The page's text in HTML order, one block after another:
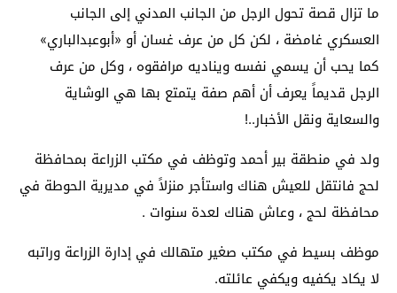
ما تزال قصة تحول الرجل من الجانب المدني إلى الجانب
العسكري غامضة ، لكن كل من عرف غسان أو «أبوعبدالباري»
كما يحب أن يسمي نفسه ويناديه مرافقوه ، وكل من عرف
الرجل قديماً يعرف أن أهم صفة يتمتع بها هي الوشاية
والسعاية ونقل الأخبار..!
ولد في منطقة بير أحمد وتوظف في مكتب الزراعة بمحافظة
لحج فانتقل للعيش هناك واستأجر منزلاً في مديرية الحوطة في
محافظة لحج ، وعاش هناك لعدة سنوات .
موظف بسيط في مكتب صغير متهالك في إدارة الزراعة وراتبه
لا يكاد يكفيه ويكفي عائلته.